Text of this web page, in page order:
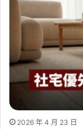
2026 年 4 月 23 日